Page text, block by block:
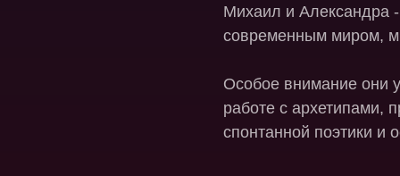
Михаил и Александра
современным миром,
Особое внимание они
работе с архетипами,
спонтанной поэтики и